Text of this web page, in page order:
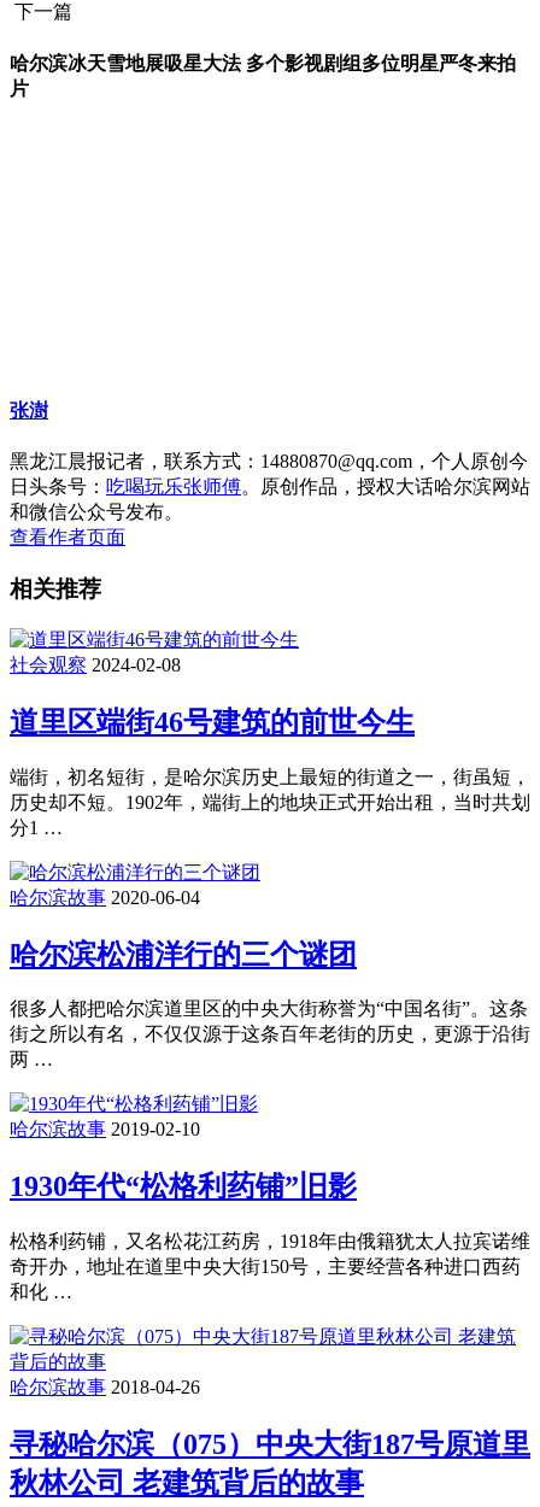
下一篇
哈尔滨冰天雪地展吸星大法 多个影视剧组多位明星严冬来拍
片
张澍
黑龙江晨报记者，联系方式：14880870@qq.com，个人原创今
日头条号： 吃喝玩乐张师傅。原创作品，授权大话哈尔滨网站
和微信公众号发布。
查看作者页面
相关推荐
社会观察 2024-02-08
道里区端街46号建筑的前世今生
端街，初名短街，是哈尔滨历史上最短的街道之一，街虽短，
历史却不短。1902年，端街上的地块正式开始出租，当时共划
分1 …
哈尔滨故事 2020-06-04
哈尔滨松浦洋行的三个谜团
很多人都把哈尔滨道里区的中央大街称誉为“中国名街”。这条
街之所以有名，不仅仅源于这条百年老街的历史，更源于沿街
两 …
哈尔滨故事 2019-02-10
1930年代“松格利药铺”旧影
松格利药铺，又名松花江药房，1918年由俄籍犹太人拉宾诺维
奇开办，地址在道里中央大街150号，主要经营各种进口西药
和化 …
哈尔滨故事 2018-04-26
寻秘哈尔滨（075）中央大街187号原道里
秋林公司 老建筑背后的故事